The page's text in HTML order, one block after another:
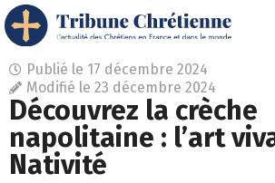
Publié le 17 décembre 2024
Modifié le 23 décembre 2024
Découvrez la crèche
napolitaine : l’art
Nativité